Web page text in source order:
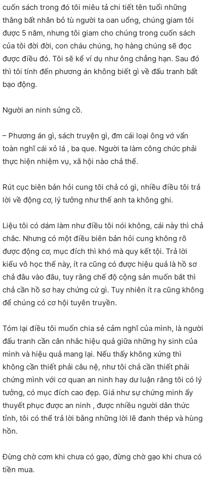
cuốn sách trong đó tôi miêu tả chi tiết tên tuổi những
thằng bất nhân bỏ tù người ta oan uổng, chúng giam tôi
được 5 năm, nhưng tôi giam cho chúng trong cuốn sách
của tôi đời đời, con cháu chúng, họ hàng chúng sẽ đọc
được điều đó. Tôi sẽ kể ví dụ như ông chẳng hạn. Sau đó
thì tôi tính đến phương án không biết gì về đấu tranh bất
bạo động.
Người an ninh sửng cồ.
– Phương án gì, sách truyện gì, đm cái loại ông vớ vẩn
toàn nghĩ cái xỏ lá , ba que. Người ta làm công chức phải
thực hiện nhiệm vụ, xã hội nào chả thế.
Rút cục biên bản hỏi cung tôi chả có gì, nhiều điều tôi trả
lời về động cơ, lý tưởng như thế anh ta không ghi.
Liệu tôi có dám làm như điều tôi nói không, cái này thì chả
chắc. Nhưng có một điều biên bản hỏi cung không rõ
được động cơ, mục đích thì khó mà quy kết tội. Trả lời
kiểu vô học thế này, ít ra cũng có được hiệu quả là hồ sơ
chả đâu vào đâu, tuy rằng chế độ cộng sản muốn bắt thì
chả cần hồ sơ hay chứng cứ gì. Tuy nhiên ít ra cũng không
để chúng có cơ hội tuyên truyền.
Tóm lại điều tôi muốn chia sẻ cảm nghĩ của mình, là người
đấu tranh cần cân nhắc hiệu quả giữa những hy sinh của
mình và hiệu quả mang lại. Nếu thấy không xứng thì
không cần thiết phải câu nệ, như tôi chả cần thiết phải
chứng mình với cơ quan an ninh hay dư luận rằng tôi có lý
tưởng, có mục đích cao đẹp. Giá như sự chứng minh ấy
thuyết phục được an ninh , được nhiều người dân thức
tỉnh, tôi có thể trả lời bằng những lời lẽ đanh thép và hùng
hồn.
Đừng chờ cơm khi chưa có gạo, đừng chờ gạo khi chưa có
tiền mua.